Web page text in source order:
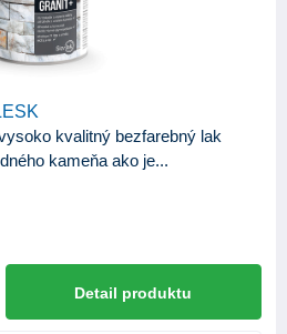
kvalitný bezfarebný lak
kameňa ako je...
Detail produktu